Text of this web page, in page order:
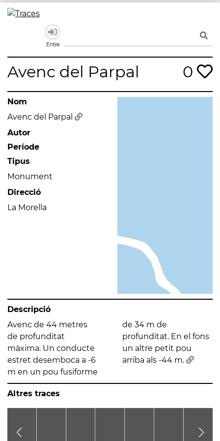
Skip
Un mapa de la memòria obert a tothom
Entra
Avenc del Parpal 0
Nom
Avenc del Parpal
Autor
Període
Tipus
Monument
Direcció
La Morella
Descripció
Avenc de 44 metres
de profunditat
màxima. Un conducte
estret desemboca a -6
m en un pou fusiforme
de 34 m de
profunditat. En el fons
un altre petit pou
arriba als -44 m.
Altres traces